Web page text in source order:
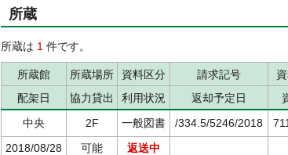
所蔵
所蔵は 1 件です。
所蔵館 所蔵場所 資料区分 請求記号
配架日
協力貸出 利用状況 返却予定日
中央
2F 一般図書 /334.5/5246/2018
2018/08/28 可能 返送中